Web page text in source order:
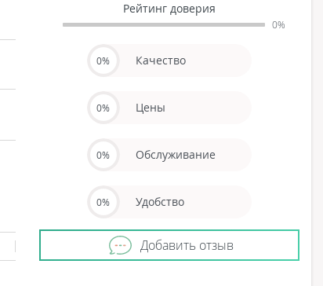
Рейтинг доверия
0%
0% Качество
0% Цены
0% Обслуживание
0% Удобство
Добавить отзыв